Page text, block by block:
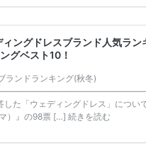
ンキングを公開！ 比較サイト：プラ
る「ウェディング診断」か、体験
ィングドレスブランド人気ラ
グベスト10！
ランドランキング(秋冬)
した「ウェディングドレス」につい
A（アンテプリマ）』の98票 […] 続きを読む